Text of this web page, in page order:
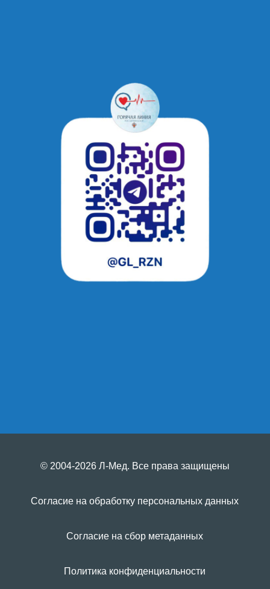
© 2004-2026 Л-Мед. Все права защищены
Согласие на обработку персональных данных
Согласие на сбор метаданных
Политика конфиденциальности